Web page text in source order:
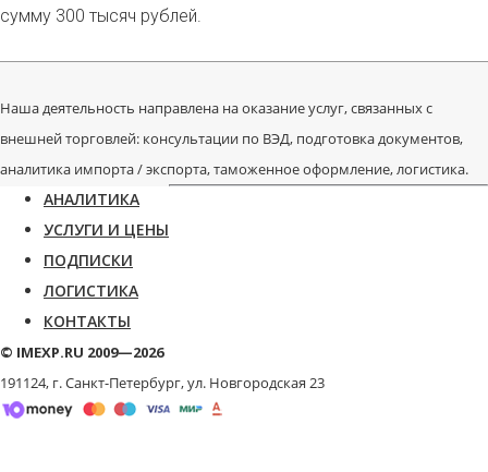
сумму 300 тысяч рублей.
Наша деятельность направлена на оказание услуг, связанных с
внешней торговлей: консультации по ВЭД, подготовка документов,
аналитика импорта / экспорта, таможенное оформление, логистика.
АНАЛИТИКА
УСЛУГИ И ЦЕНЫ
ПОДПИСКИ
ЛОГИСТИКА
КОНТАКТЫ
© IMEXP.RU 2009—2026
191124, г. Санкт-Петербург,ул. Новгородская 23